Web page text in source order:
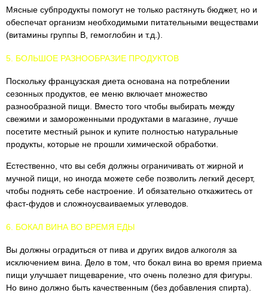
Мясные субпродукты помогут не только растянуть бюджет, но и
обеспечат организм необходимыми питательными веществами
(витамины группы B, гемоглобин и т.д.).
5. БОЛЬШОЕ РАЗНООБРАЗИЕ ПРОДУКТОВ
Поскольку французская диета основана на потреблении
сезонных продуктов, ее меню включает множество
разнообразной пищи. Вместо того чтобы выбирать между
свежими и замороженными продуктами в магазине, лучше
посетите местный рынок и купите полностью натуральные
продукты, которые не прошли химической обработки.
Естественно, что вы себя должны ограничивать от жирной и
мучной пищи, но иногда можете себе позволить легкий десерт,
чтобы поднять себе настроение. И обязательно откажитесь от
фаст-фудов и сложноусваиваемых углеводов.
6. БОКАЛ ВИНА ВО ВРЕМЯ ЕДЫ
Вы должны оградиться от пива и других видов алкоголя за
исключением вина. Дело в том, что бокал вина во время приема
пищи улучшает пищеварение, что очень полезно для фигуры.
Но вино должно быть качественным (без добавления спирта).